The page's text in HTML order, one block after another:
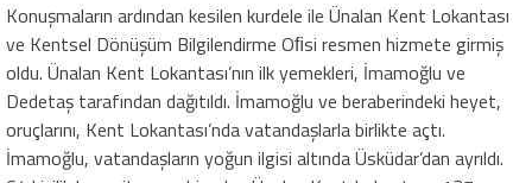
Konuşmaların ardından kesilen kurdele ile Ünalan Kent Lokantası
ve Kentsel Dönüşüm Bilgilendirme Oﬁsi resmen hizmete girmiş
oldu. Ünalan Kent Lokantası’nın ilk yemekleri, İmamoğlu ve
Dedetaş tarafından dağıtıldı. İmamoğlu ve beraberindeki heyet,
oruçlarını, Kent Lokantası’nda vatandaşlarla birlikte açtı.
İmamoğlu, vatandaşların yoğun ilgisi altında Üsküdar’dan ayrıldı.